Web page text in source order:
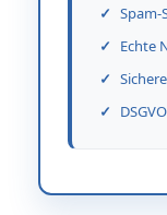
Spam-
Echte